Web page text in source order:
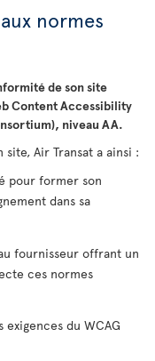
normes
de son site
Content Accessibility
niveau AA.
Air Transat a ainsi :
pour former son
dans sa
fournisseur offrant un
ces normes
du WCAG